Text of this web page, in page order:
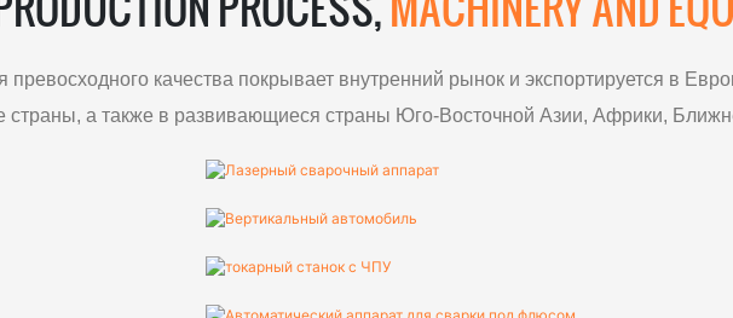
превосходного качества покрывает внутренний рынок и экспортируется в
страны, а также в развивающиеся страны Юго-Восточной Азии, Африки,